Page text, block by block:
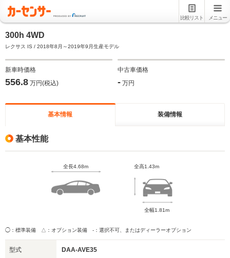
比較リスト メニュー
300h 4WD
レクサス IS / 2018年8月～2019年9月生産モデル
新車時価格
556.8 万円(税込)
中古車価格
- 万円
基本情報 装備情報
基本性能
全長4.68m 全高1.43m
全幅1.81m
◯：標準装備 △：オプション装備 -：選択不可、またはディーラーオプション
型式 DAA-AVE35